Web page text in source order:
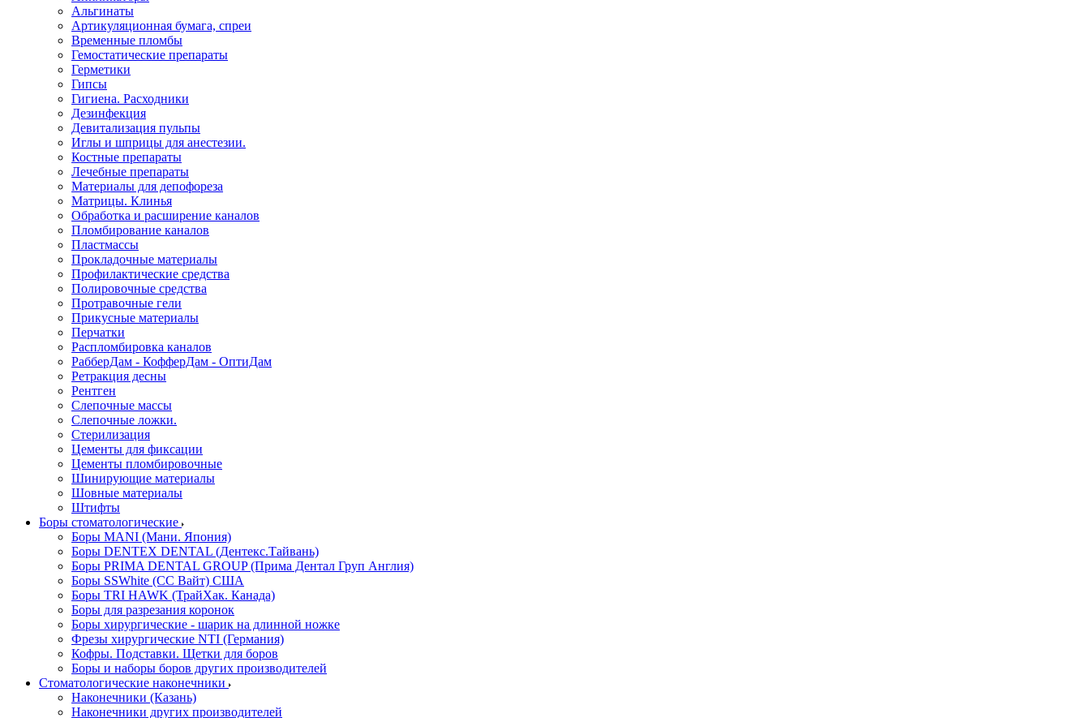
Альгинаты
Артикуляционная бумага, спреи
Временные пломбы
Гемостатические препараты
Герметики
Гипсы
Гигиена. Расходники
Дезинфекция
Девитализация пульпы
Иглы и шприцы для анестезии.
Костные препараты
Лечебные препараты
Материалы для депофореза
Матрицы. Клинья
Обработка и расширение каналов
Пломбирование каналов
Пластмассы
Прокладочные материалы
Профилактические средства
Полировочные средства
Протравочные гели
Прикусные материалы
Перчатки
Распломбировка каналов
РабберДам - КофферДам - ОптиДам
Ретракция десны
Рентген
Слепочные массы
Слепочные ложки.
Стерилизация
Цементы для фиксации
Цементы пломбировочные
Шинирующие материалы
Шовные материалы
Штифты
Боры стоматологические
Боры MANI (Мани. Япония)
Боры DENTEX DENTAL (Дентекс.Тайвань)
Боры PRIMA DENTAL GROUP (Прима Дентал Груп Англия)
Боры SSWhite (СС Вайт) США
Боры TRI HAWK (ТрайХак. Канада)
Боры для разрезания коронок
Боры хирургические - шарик на длинной ножке
Фрезы хирургические NTI (Германия)
Кофры. Подставки. Щетки для боров
Боры и наборы боров других производителей
Стоматологические наконечники
Наконечники (Казань)
Наконечники других производителей